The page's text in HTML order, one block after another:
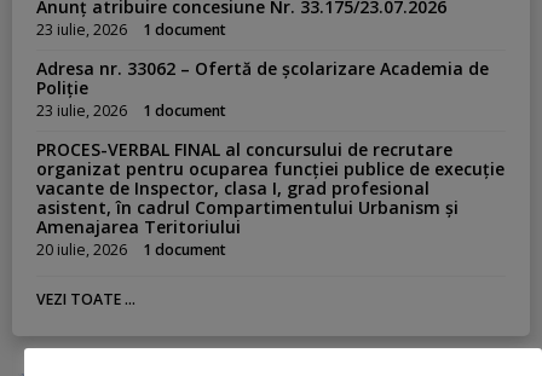
Anunț atribuire concesiune Nr. 33.175/23.07.2026
23 iulie, 2026 1 document
Adresa nr. 33062 – Ofertă de școlarizare Academia de
Poliție
23 iulie, 2026 1 document
PROCES-VERBAL FINAL al concursului de recrutare
organizat pentru ocuparea funcției publice de execuție
vacante de Inspector, clasa I, grad profesional
asistent, în cadrul Compartimentului Urbanism și
Amenajarea Teritoriului
20 iulie, 2026 1 document
VEZI TOATE ...